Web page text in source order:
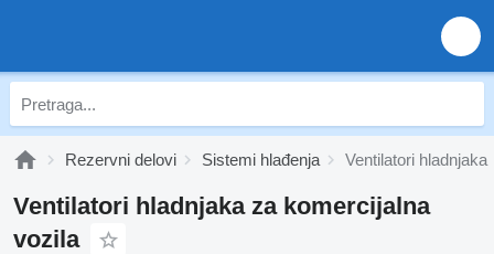
Rezervni delovi Sistemi hlađenja Ventilatori hladnjaka
Ventilatori hladnjaka za komercijalna
vozila